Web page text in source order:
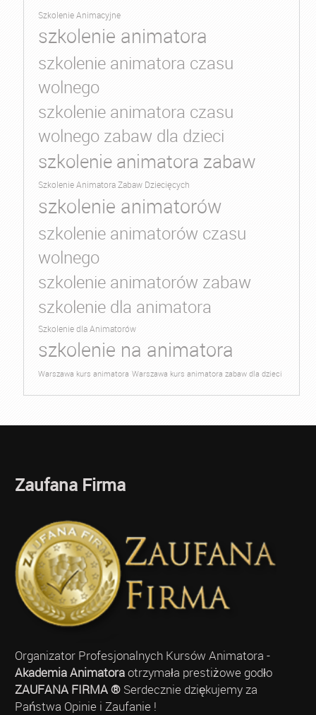
Szkolenie Animacyjne
szkolenie animatora
szkolenie animatora czasu
wolnego
szkolenie animatora czasu
wolnego zabaw dla dzieci
szkolenie animatora zabaw
Szkolenie Animatora Zabaw Dziecięcych
szkolenie animatorów
szkolenie animatorów czasu
wolnego
szkolenie animatorów zabaw
szkolenie dla animatora
Szkolenie dla Animatorów
szkolenie na animatora
Warszawa kurs animatora Warszawa kurs animatora zabaw dla dzieci
Zaufana Firma
Organizator Profesjonalnych Kursów Animatora -
Akademia Animatoraotrzymała prestiżowe godło
ZAUFANA FIRMA ®Serdecznie dziękujemy za
Państwa Opinie i Zaufanie !